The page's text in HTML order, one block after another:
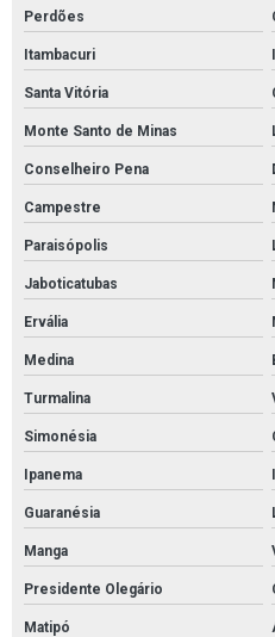
Manta absorvente petróleo e
Manta de absorção de óleo
Manta de contenção de óleo
Cordão absorvente para líquidos
Tubolit manta isolante
Tubolit para isolamento de tubulação
Tubolit tubos isolantes
Perdões
Itambacuri
Santa Vitória
Monte Santo de Minas
Conselheiro Pena
Campestre
Paraisópolis
Jaboticatubas
Ervália
Medina
Turmalina
Simonésia
Ipanema
Guaranésia
Manga
Presidente Olegário
Matipó